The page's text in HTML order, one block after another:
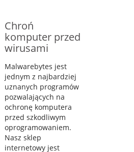
Chroń
komputer przed
wirusami
Malwarebytes jest
jednym z najbardziej
uznanych programów
pozwalających na
ochronę komputera
przed szkodliwym
oprogramowaniem.
Nasz sklep
internetowy jest